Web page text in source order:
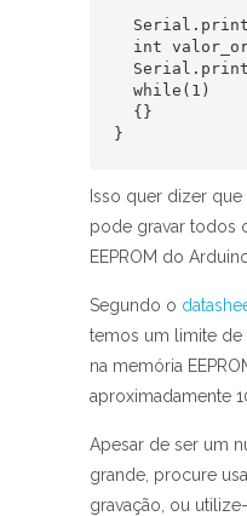
int
  while(1)
  {}
}
Isso quer dizer
pode gravar todos
EEPROM do
Segundo o
temos um limite de
na memória
aproximadamente
Apesar de ser um
grande, procure
gravação, ou